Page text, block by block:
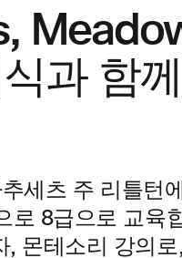
과 함
세츠 주 리틀턴
로 8급으로 교육
, 몬테소리 강의